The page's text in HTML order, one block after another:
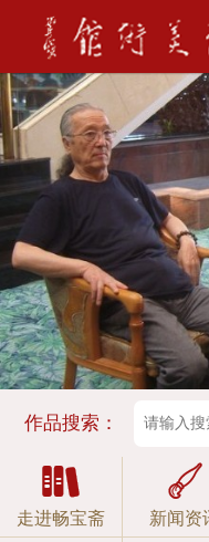
作品搜索：

走进畅宝斋

新闻资